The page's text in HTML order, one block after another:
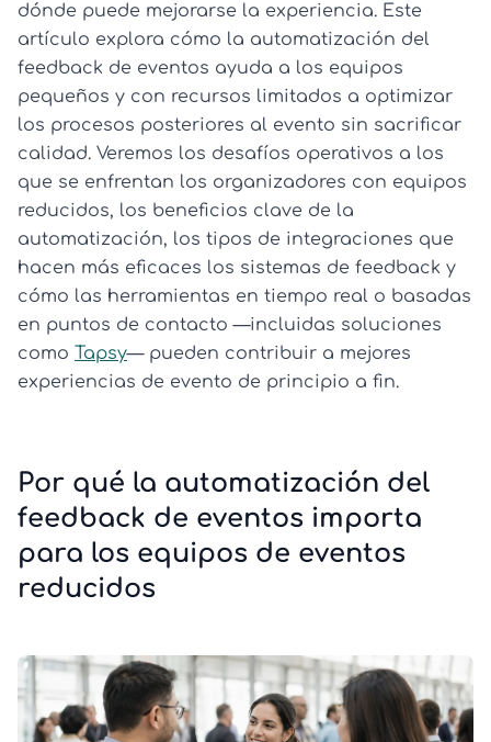
dónde puede mejorarse la experiencia. Este
artículo explora cómo la automatización del
feedback de eventos ayuda a los equipos
pequeños y con recursos limitados a optimizar
los procesos posteriores al evento sin sacrificar
calidad. Veremos los desafíos operativos a los
que se enfrentan los organizadores con equipos
reducidos, los beneficios clave de la
automatización, los tipos de integraciones que
hacen más eficaces los sistemas de feedback y
cómo las herramientas en tiempo real o basadas
en puntos de contacto —incluidas soluciones
como Tapsy— pueden contribuir a mejores
experiencias de evento de principio a fin.
Por qué la automatización del
feedback de eventos importa
para los equipos de eventos
reducidos